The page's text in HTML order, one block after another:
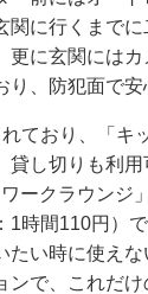
関に行くまで
更に玄関には
、防犯面で安
ており、「キ
貸し切りも利
ークラウンジ
1時間110円）
たい時に使え
ンで、これだ